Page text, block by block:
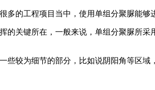
多的工程项目当中，使用单组分聚脲能
关键所在，一般来说，单组分聚脲所采
些较为细节的部分，比如说阴阳角等区域